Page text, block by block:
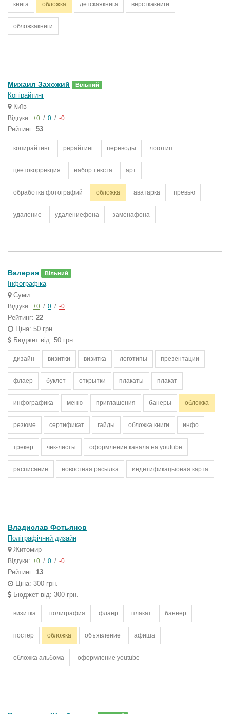
книга обложка детскаякнига вёрсткакниги
обложкакниги
Михаил Захожий Вільний
Копірайтинг
Київ
Відгуки: +0 / 0 / -0
Рейтинг: 53
копирайтинг рерайтинг переводы логотип
цветокоррекция набор текста арт
обработка фотографий обложка аватарка превью
удаление удалениефона заменафона
Валерия Вільний
Інфографіка
Суми
Відгуки: +0 / 0 / -0
Рейтинг: 22
Ціна: 50 грн.
Бюджет від: 50 грн.
дизайн визитки визитка логотипы презентации
флаер буклет открытки плакаты плакат
инфографика меню приглашения банеры обложка
резюме сертификат гайды обложка книги инфо
трекер чек-листы оформление канала на youtube
расписание новостная расылка индетификацыоная карта
Владислав Фотьянов
Поліграфічний дизайн
Житомир
Відгуки: +0 / 0 / -0
Рейтинг: 13
Ціна: 300 грн.
Бюджет від: 300 грн.
визитка полиграфия флаер плакат баннер
постер обложка объявление афиша
обложка альбома оформление youtube